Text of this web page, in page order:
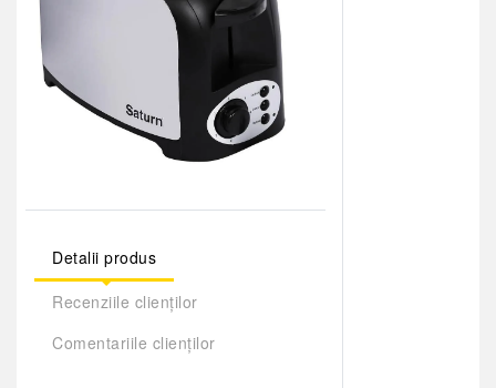
Detalii produs
Recenziile clienților
Comentariile clienților